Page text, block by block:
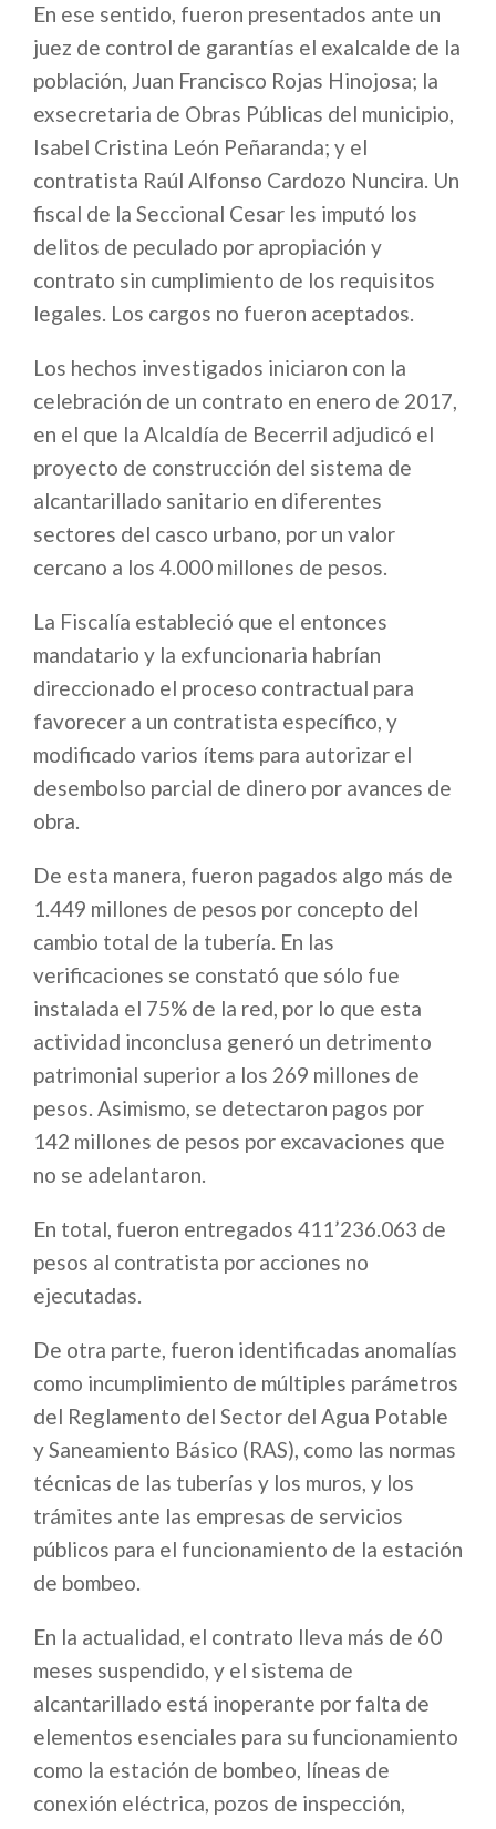
En ese sentido, fueron presentados ante un
juez de control de garantías el exalcalde de la
población, Juan Francisco Rojas Hinojosa; la
exsecretaria de Obras Públicas del municipio,
Isabel Cristina León Peñaranda; y el
contratista Raúl Alfonso Cardozo Nuncira. Un
fiscal de la Seccional Cesar les imputó los
delitos de peculado por apropiación y
contrato sin cumplimiento de los requisitos
legales. Los cargos no fueron aceptados.
Los hechos investigados iniciaron con la
celebración de un contrato en enero de 2017,
en el que la Alcaldía de Becerril adjudicó el
proyecto de construcción del sistema de
alcantarillado sanitario en diferentes
sectores del casco urbano, por un valor
cercano a los 4.000 millones de pesos.
La Fiscalía estableció que el entonces
mandatario y la exfuncionaria habrían
direccionado el proceso contractual para
favorecer a un contratista específico, y
modificado varios ítems para autorizar el
desembolso parcial de dinero por avances de
obra.
De esta manera, fueron pagados algo más de
1.449 millones de pesos por concepto del
cambio total de la tubería. En las
verificaciones se constató que sólo fue
instalada el 75% de la red, por lo que esta
actividad inconclusa generó un detrimento
patrimonial superior a los 269 millones de
pesos. Asimismo, se detectaron pagos por
142 millones de pesos por excavaciones que
no se adelantaron.
En total, fueron entregados 411’236.063 de
pesos al contratista por acciones no
ejecutadas.
De otra parte, fueron identificadas anomalías
como incumplimiento de múltiples parámetros
del Reglamento del Sector del Agua Potable
y Saneamiento Básico (RAS), como las normas
técnicas de las tuberías y los muros, y los
trámites ante las empresas de servicios
públicos para el funcionamiento de la estación
de bombeo.
En la actualidad, el contrato lleva más de 60
meses suspendido, y el sistema de
alcantarillado está inoperante por falta de
elementos esenciales para su funcionamiento
como la estación de bombeo, líneas de
conexión eléctrica, pozos de inspección,